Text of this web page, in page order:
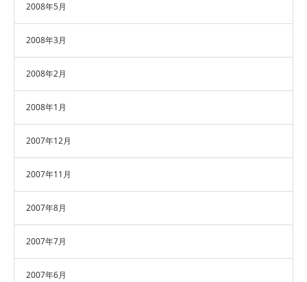
2008年5月
2008年3月
2008年2月
2008年1月
2007年12月
2007年11月
2007年8月
2007年7月
2007年6月